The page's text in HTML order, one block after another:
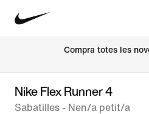
Compra totes les
Nike Flex Runner 4
Sabatilles - Nen/a petit/a